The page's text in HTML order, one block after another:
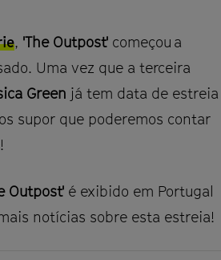
, 'The Outpost' começou a
Uma vez que a terceira
Green já tem data de estreia
supor que poderemos contar
!
Outpost' é exibido em Portugal
notícias sobre esta estreia!